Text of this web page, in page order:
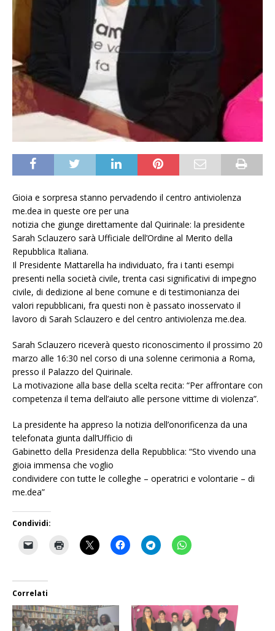
Gioia e sorpresa stanno pervadendo il centro antiviolenza
me.dea in queste ore per una
notizia che giunge direttamente dal Quirinale: la presidente
Sarah Sclauzero sarà Ufficiale dell’Ordine al Merito della
Repubblica Italiana.
Il Presidente Mattarella ha individuato, fra i tanti esempi
presenti nella società civile, trenta casi significativi di impegno
civile, di dedizione al bene comune e di testimonianza dei
valori repubblicani, fra questi non è passato inosservato il
lavoro di Sarah Sclauzero e del centro antiviolenza me.dea.
Sarah Sclauzero riceverà questo riconoscimento il prossimo 20
marzo alle 16:30 nel corso di una solenne cerimonia a Roma,
presso il Palazzo del Quirinale.
La motivazione alla base della scelta recita: “Per affrontare con
competenza il tema dell’aiuto alle persone vittime di violenza”.
La presidente ha appreso la notizia dell’onorificenza da una
telefonata giunta dall’Ufficio di
Gabinetto della Presidenza della Repubblica: “Sto vivendo una
gioia immensa che voglio
condividere con tutte le colleghe – operatrici e volontarie – di
me.dea”
Condividi:
Correlati